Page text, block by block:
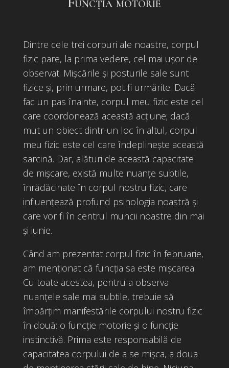
Dintre cele trei corpuri ale noastre, corpul
fizic pare, la prima vedere, cel mai ușor de
observat. Mișcările și posturile sale sunt
fizice și, prin urmare, pot fi urmărite. Dacă
fac un pas înainte, corpul meu fizic este cel
care coordonează această acțiune; dacă
mut un obiect dintr-un loc în altul, corpul
meu fizic este cel care îndeplinește această
sarcină. Dar, alături de această capacitate
de mișcare, există multe nuanțe subtile,
înrădăcinate în corpul nostru fizic, care
influențează profund psihologia noastră și
care vor fi în centrul muncii noastre din mai
și iunie.
Când am prezentat corpul fizic în februarie,
am menționat că funcția sa este mișcarea.
Cu toate acestea, pentru a observa
nuanțele sale mai subtile, trebuie să
împărțim manifestările corpului nostru fizic
în două: o funcție motorie și o funcție
instinctivă. Prima este responsabilă de
capacitatea corpului de a se mișca, a doua